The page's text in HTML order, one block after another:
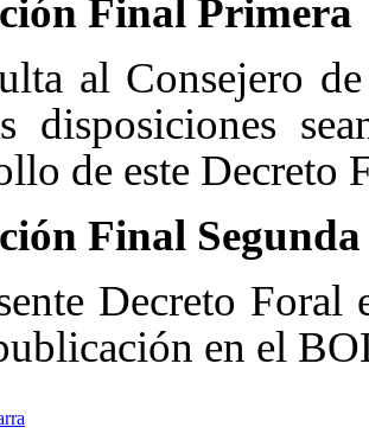
Final Primera
al Consejero
disposiciones
de este Decreto
Final Segunda
Decreto
en el